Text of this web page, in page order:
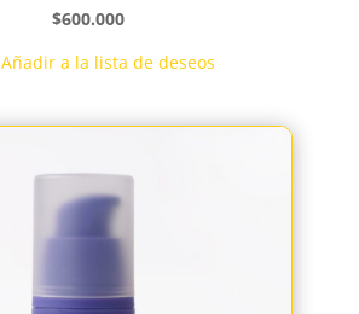
$600.000
Añadir a la lista de deseos